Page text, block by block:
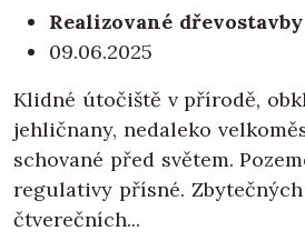
Realizované dřevostavby
09.06.2025
Klidné útočiště v přírodě,
jehličnany, nedaleko
schované před světem.
regulativy přísné.
čtverečních...